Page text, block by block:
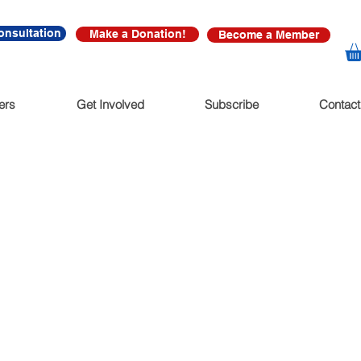
Make a Donation! Become a Member
Get Involved Subscribe Contact